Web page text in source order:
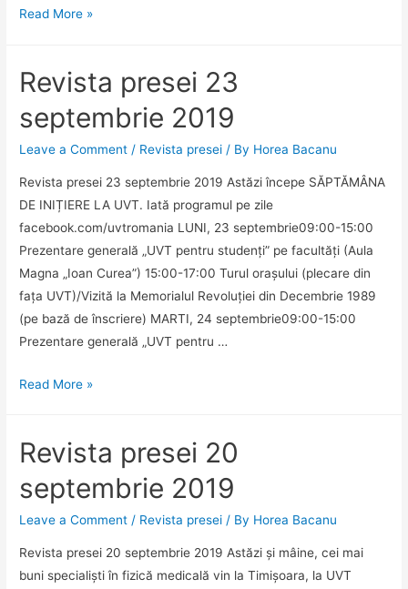
Revista
septembrie
Read More »
Revista presei 23
septembrie 2019
Leave a Comment / Revista presei / By Horea Bacanu
Revista presei 23 septembrie 2019 Astăzi începe SĂPTĂMÂNA
DE INIȚIERE LA UVT. Iată programul pe zile
facebook.com/uvtromania LUNI, 23 septembrie09:00-15:00
Prezentare generală „UVT pentru studenți” pe facultăți (Aula
Magna „Ioan Curea”) 15:00-17:00 Turul orașului (plecare din
fața UVT)/Vizită la Memorialul Revoluției din Decembrie 1989
(pe bază de înscriere) MARTI, 24 septembrie09:00-15:00
Prezentare generală „UVT pentru …
Revista
septembrie
Read More »
Revista presei 20
septembrie 2019
Leave a Comment / Revista presei / By Horea Bacanu
Revista presei 20 septembrie 2019 Astăzi și mâine, cei mai
buni specialiști în fizică medicală vin la Timișoara, la UVT